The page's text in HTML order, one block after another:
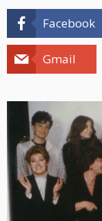
Facebook
Gmail